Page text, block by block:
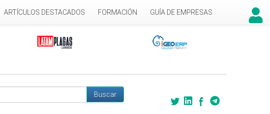
ARTÍCULOS DESTACADOS FORMACIÓN GUÍA DE EMPRESAS
de búsqueda
Buscar